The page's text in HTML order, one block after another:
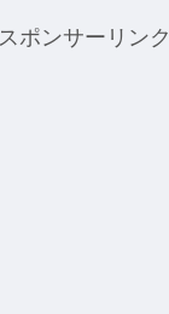
スポンサーリンク